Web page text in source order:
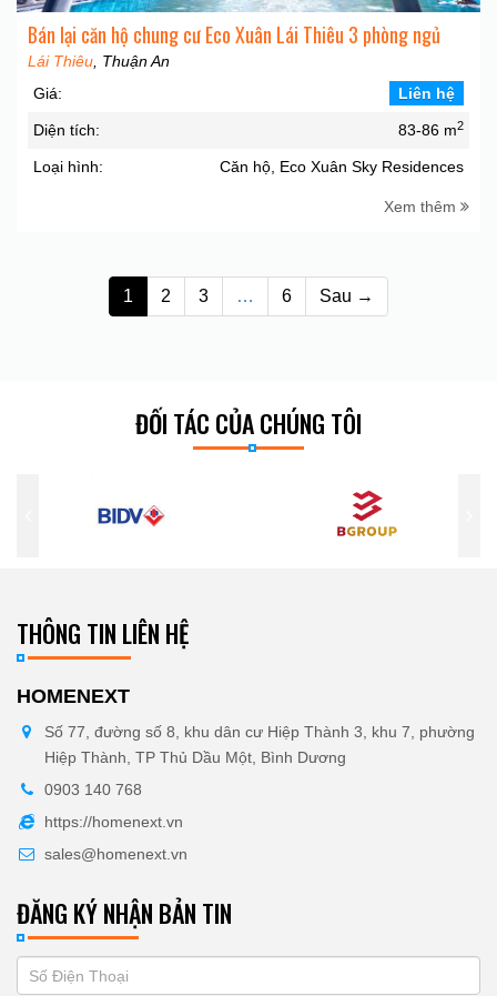
Bán lại căn hộ chung cư Eco Xuân Lái Thiêu 3 phòng ngủ
Lái Thiêu , Thuận An
Giá:
Liên hệ
Diện tích: 83-86 m2
Loại hình: Căn hộ, Eco Xuân Sky Residences
Xem thêm
1 2 3 … 6 Sau →
ĐỐI TÁC CỦA CHÚNG TÔI
THÔNG TIN LIÊN HỆ
HOMENEXT
Số 77, đường số 8, khu dân cư Hiệp Thành 3, khu 7, phường
Hiệp Thành, TP Thủ Dầu Một, Bình Dương
0903 140 768
https://homenext.vn
sales@homenext.vn
ĐĂNG KÝ NHẬN BẢN TIN
ĐĂNG